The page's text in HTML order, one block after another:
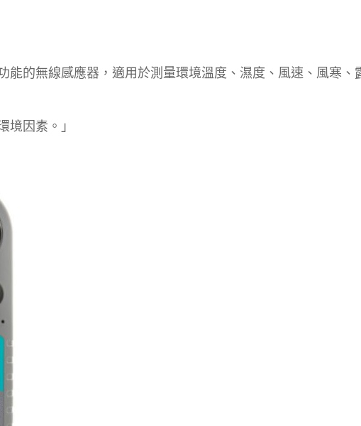
能的無線感應器，適用於測量環境溫度、濕度、風速、風寒、
境因素。」